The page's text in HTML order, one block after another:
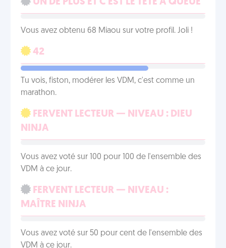
UN DE PLUS ET C'EST LE TÊTE À QUEUE
Vous avez obtenu 68 Miaou sur votre profil. Joli !
42
Tu vois, fiston, modérer les VDM, c'est comme un
marathon.
FERVENT LECTEUR — NIVEAU : DIEU
NINJA
Vous avez voté sur 100 pour 100 de l'ensemble des
VDM à ce jour.
FERVENT LECTEUR — NIVEAU :
MAÎTRE NINJA
Vous avez voté sur 50 pour cent de l'ensemble des
VDM à ce jour.